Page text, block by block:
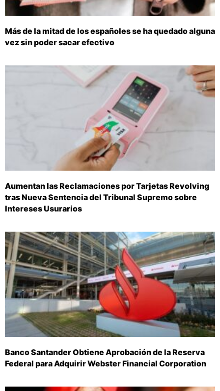
Más de la mitad de los españoles se ha quedado alguna
vez sin poder sacar efectivo
Aumentan las Reclamaciones por Tarjetas Revolving
tras Nueva Sentencia del Tribunal Supremo sobre
Intereses Usurarios
Banco Santander Obtiene Aprobación de la Reserva
Federal para Adquirir Webster Financial Corporation